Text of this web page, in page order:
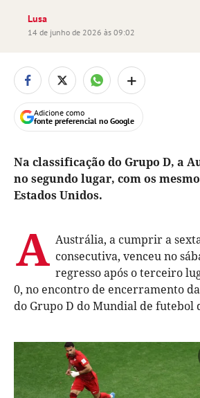
Lusa
14 de junho de 2026 às 09:02
+
Adicione como
fonte preferencial no Google
Na classificação do Grupo D, a
no segundo lugar, com os
Estados Unidos.
A Austrália, a cumprir a
consecutiva, venceu no
regresso após o terceiro
0, no encontro de encerramento
do Grupo D do Mundial de futebol